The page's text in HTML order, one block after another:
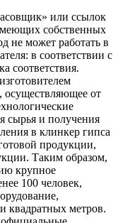
или ссылок
собственных
не может работать в
в соответствии с
соответствия.
осуществляющее от
сырья и получения
в клинкер гипса
продукции,
Таким образом,
крупное
100 человек,
квадратных метров.